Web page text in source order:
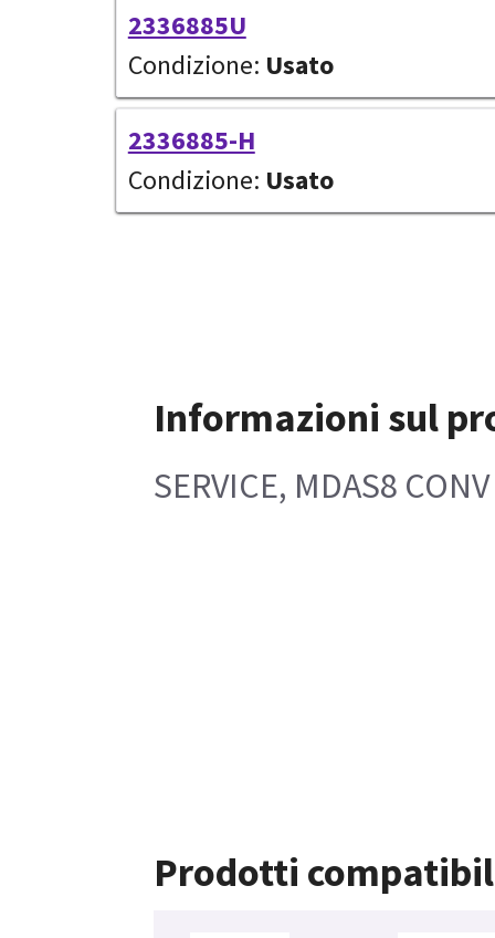
2336885U
Condizione: Usato
2336885-H
Condizione: Usato
Informazioni sul
SERVICE, MDAS8
Prodotti